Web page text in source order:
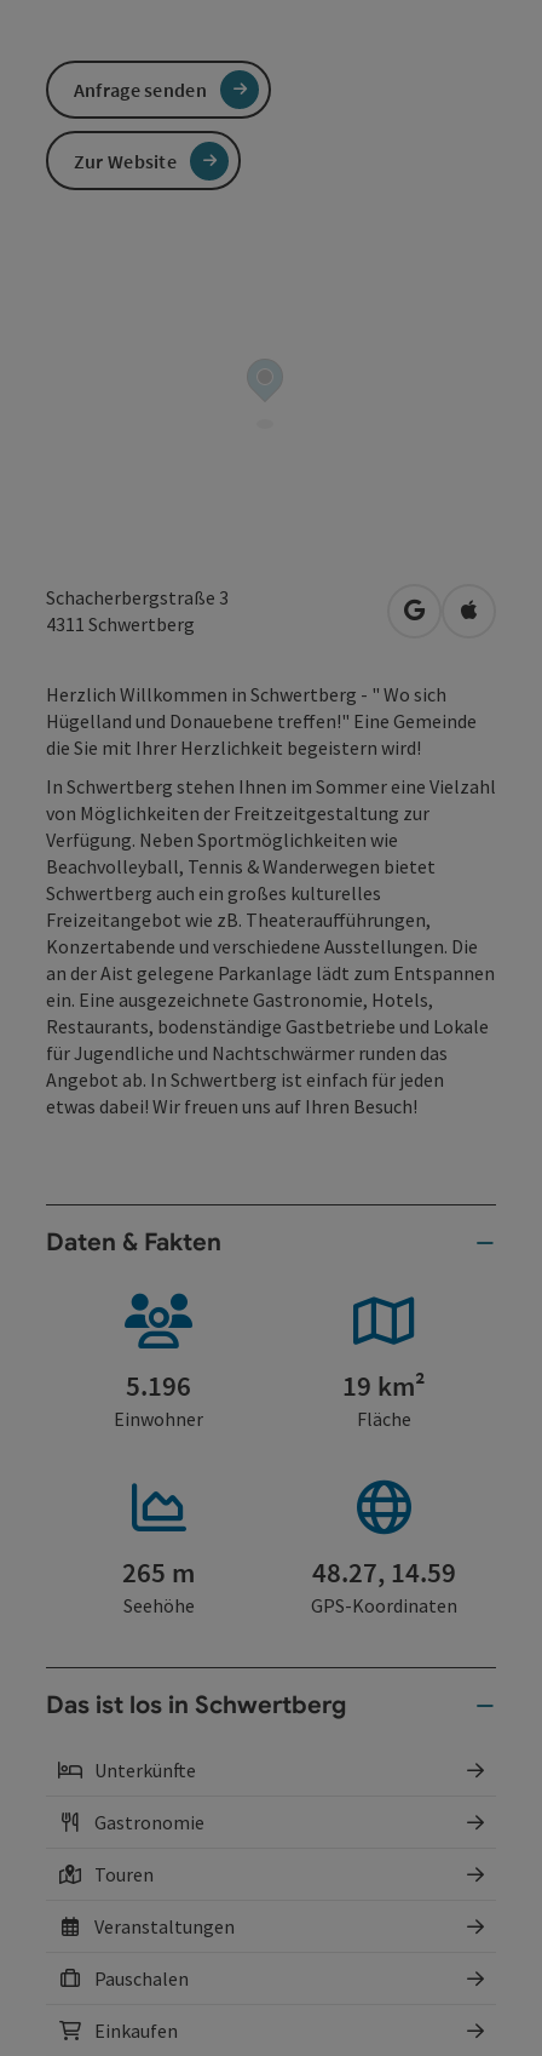
Schacherbergstraße 3
4311 Schwertberg in Google
in
Herzlich Willkommen in Schwertberg - " Wo sich
Hügelland und Donauebene treffen!" Eine Gemeinde
die Sie mit Ihrer Herzlichkeit begeistern wird!
In Schwertberg stehen Ihnen im Sommer eine Vielzahl
von Möglichkeiten der Freitzeitgestaltung zur
Verfügung. Neben Sportmöglichkeiten wie
Beachvolleyball, Tennis & Wanderwegen bietet
Schwertberg auch ein großes kulturelles
Freizeitangebot wie zB. Theateraufführungen,
Konzertabende und verschiedene Ausstellungen. Die
an der Aist gelegene Parkanlage lädt zum Entspannen
ein. Eine ausgezeichnete Gastronomie, Hotels,
Restaurants, bodenständige Gastbetriebe und Lokale
für Jugendliche und Nachtschwärmer runden das
Angebot ab. In Schwertberg ist einfach für jeden
etwas dabei! Wir freuen uns auf Ihren Besuch!
Daten & Fakten
5.196
Einwohner
19 km²
Fläche
265 m
Seehöhe
48.27, 14.59
GPS-Koordinaten
Das ist los in Schwertberg
Unterkünfte
Gastronomie
Touren
Veranstaltungen
Pauschalen
Einkaufen
Anfrage senden
Zur Website